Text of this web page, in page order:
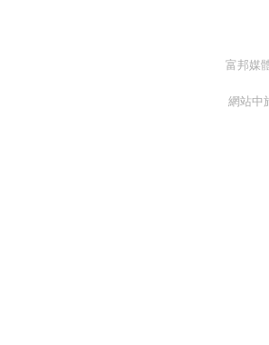
富邦媒
網站中